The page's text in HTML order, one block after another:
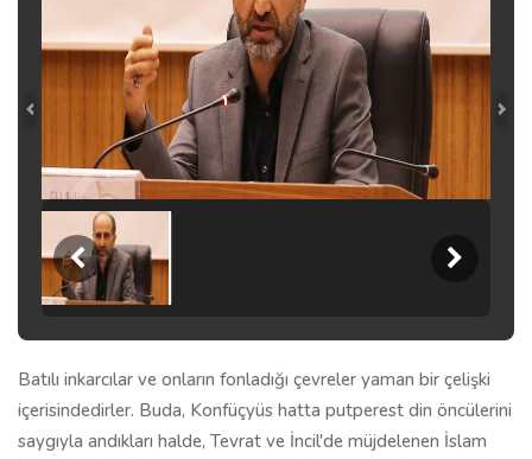
Batılı inkarcılar ve onların fonladığı çevreler yaman bir çelişki
içerisindedirler. Buda, Konfüçyüs hatta putperest din öncülerini
saygıyla andıkları halde, Tevrat ve İncil'de müjdelenen İslam